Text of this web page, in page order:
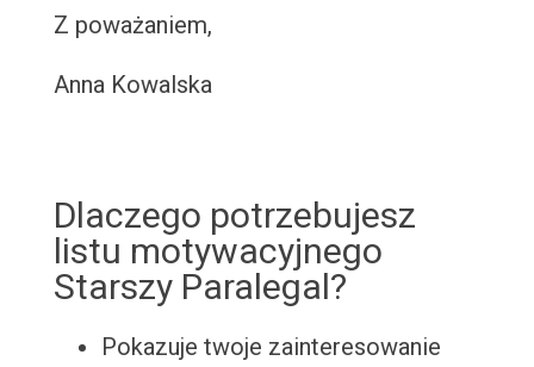
Z poważaniem,
Anna Kowalska
Dlaczego potrzebujesz
listu motywacyjnego
Starszy Paralegal?
Pokazuje twoje zainteresowanie